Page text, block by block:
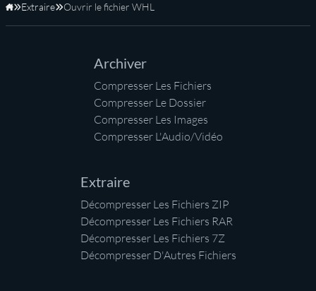
Accueil
Extraire Ouvrir le fichier WHL
Archiver
Compresser Les Fichiers
Compresser Le Dossier
Compresser Les Images
Compresser L'Audio/Vidéo
Extraire
Décompresser Les Fichiers ZIP
Décompresser Les Fichiers RAR
Décompresser Les Fichiers 7Z
Décompresser D'Autres Fichiers